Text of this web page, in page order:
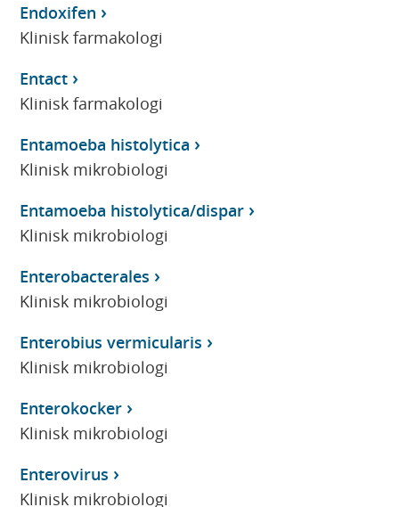
Endoxifen
Klinisk farmakologi
Entact
Klinisk farmakologi
Entamoeba histolytica
Klinisk mikrobiologi
Entamoeba histolytica/dispar
Klinisk mikrobiologi
Enterobacterales
Klinisk mikrobiologi
Enterobius vermicularis
Klinisk mikrobiologi
Enterokocker
Klinisk mikrobiologi
Enterovirus
Klinisk mikrobiologi